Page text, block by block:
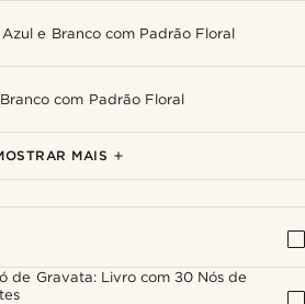
e Branco com Padrão Floral
com Padrão Floral
e Branco com Padrão Floral
Âncora Polida
Real
Redondos Prateado e Azul
Prateada com Cantos Arredondados
MAIS
de Gravata: Livro com 30 Nós de